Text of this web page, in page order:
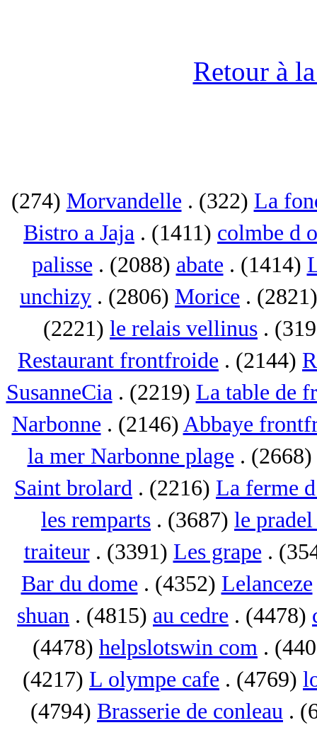
Retour à
(274) Morvandelle . (322) La
Bistro a Jaja . (1411) colmbe d
palisse . (2088) abate . (1414)
unchizy . (2806) Morice .
(2221) le relais vellinus .
Restaurant frontfroide . (2144)
SusanneCia. (2219) La table de
Narbonne . (2146) Abbaye
la mer Narbonne plage . (2668)
Saint brolard . (2216) La ferme
les remparts . (3687) le
traiteur. (3391) Les grape .
Bar du dome . (4352) Lelanceze
shuan . (4815) au cedre . (4478)
(4478) helpslotswin com .
(4217) L olympe cafe . (4769)
(4794) Brasserie de conleau .